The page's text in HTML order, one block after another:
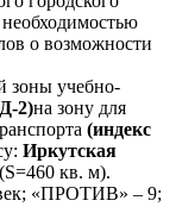
о возможности
зоны учебно-
2)на зону для
(индекс
Иркутская
(S=460 кв. м).
«ПРОТИВ» – 9;